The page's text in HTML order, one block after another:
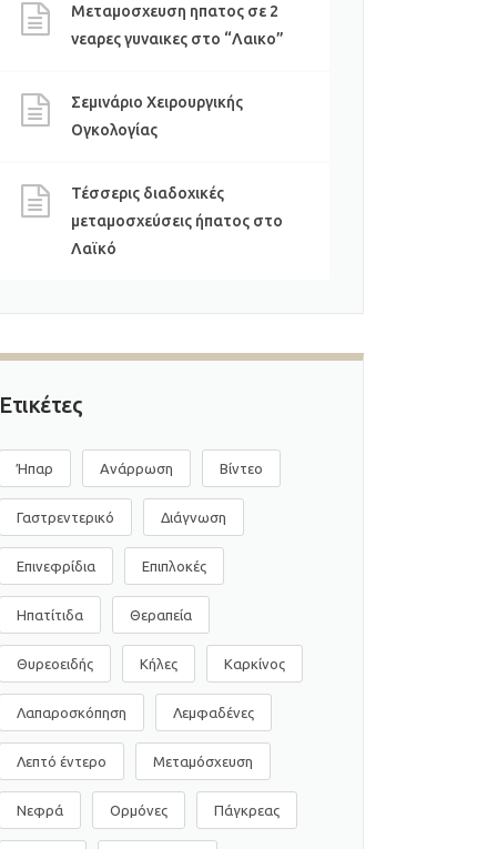
Μεταμοσχευση ηπατος σε 2
νεαρες γυναικες στο “Λαικο”
Σεμινάριο Χειρουργικής
Ογκολογίας
Τέσσερις διαδοχικές
μεταμοσχεύσεις ήπατος στο
Λαϊκό
Ετικέτες
Ήπαρ Ανάρρωση Βίντεο
Γαστρεντερικό Διάγνωση
Επινεφρίδια Επιπλοκές
Ηπατίτιδα Θεραπεία
Θυρεοειδής Κήλες Καρκίνος
Λαπαροσκόπηση Λεμφαδένες
Λεπτό έντερο Μεταμόσχευση
Νεφρά Ορμόνες Πάγκρεας